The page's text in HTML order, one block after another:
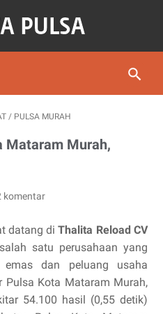
/ PULSA MURAH
Mataram Murah,
komentar
datang diThalita Reload CV
satu perusahaan yang
emas dan peluang usaha
Pulsa Kota Mataram Murah,
54.100 hasil (0,55 detik)